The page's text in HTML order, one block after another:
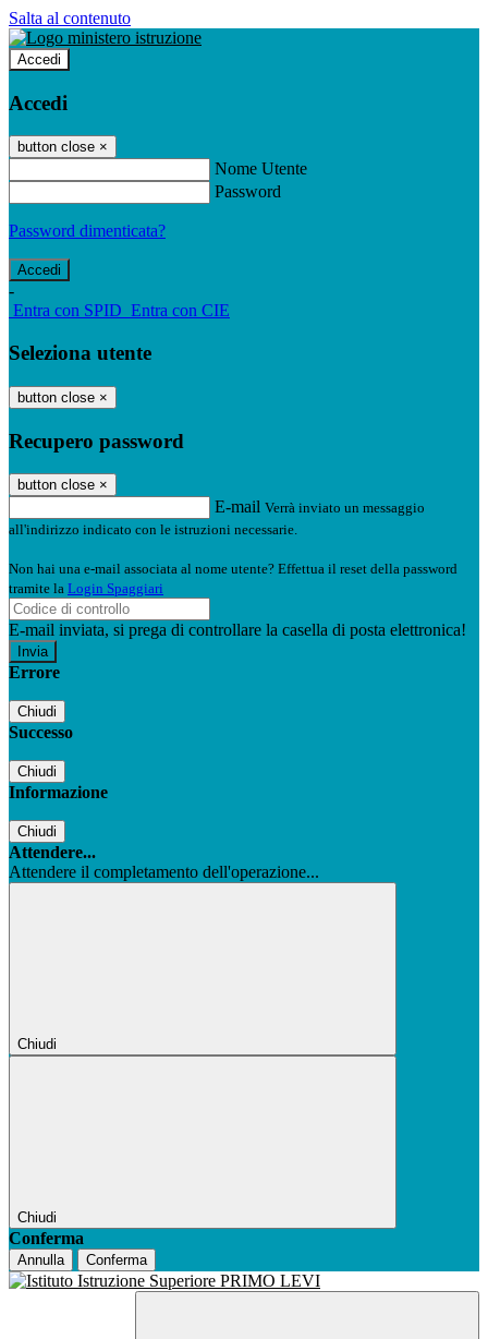
Salta al contenuto
Accedi
Accedi
button close ×
Nome Utente
Password
Password dimenticata?
-
Entra con SPID Entra con CIE
Seleziona utente
button close ×
Recupero password
button close ×
E-mail Verrà inviato un messaggio
all'indirizzo indicato con le istruzioni necessarie.
Non hai una e-mail associata al nome utente? Effettua il reset della password
tramite la Login Spaggiari
E-mail inviata, si prega di controllare la casella di posta elettronica!
Errore
Chiudi
Successo
Chiudi
Informazione
Chiudi
Attendere...
Attendere il completamento dell'operazione...
Chiudi
Chiudi
Conferma
Annulla Conferma